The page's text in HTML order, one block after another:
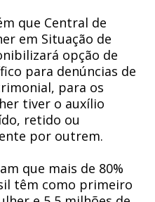
que Central de
em Situação de
opção de
para denúncias de
para os
tiver o auxílio
retido ou
por outrem.
que mais de 80%
têm como primeiro